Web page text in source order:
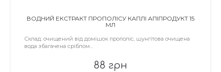
ВОДНИЙ ЕКСТРАКТ ПРОПОЛІСУ КАПЛІ АПІПРОДУКТ 15
МЛ
Склад: очищений від домішок прополіс, шунгітова очищена
вода збагачена сріблом...
88 грн